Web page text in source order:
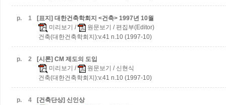
p. 1
[표지] 대한건축학회지 <건축> 1997년 10월
미리보기 / 원문보기 / 편집부(Editor)
건축(대한건축학회지):v.41 n.10 (1997-10)
p. 2
[시론] CM 제도의 도입
미리보기 / 원문보기 / 신현식
건축(대한건축학회지):v.41 n.10 (1997-10)
p. 4
[건축단상] 신인상